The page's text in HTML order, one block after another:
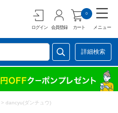
ログイン 会員登録 カート
0
メニュー
詳細検索
> dancyu(ダンチュウ)